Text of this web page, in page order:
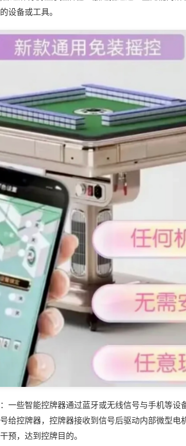
设备或工具。
一些智能控牌器通过蓝牙或无线信号与手机等设
给控牌器，控牌器接收到信号后驱动内部微型电
预，达到控牌目的。